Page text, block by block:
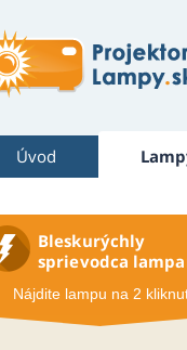
Úvod
Bleskurýchly
sprievodca
Nájdite lampu na 2